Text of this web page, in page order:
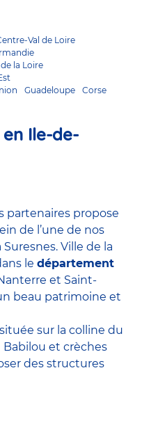
Val de Loire
la Loire
Guadeloupe Corse
Ile-de-
partenaires propose
de l’une de nos
Ville de la
le département
et Saint-
beau patrimoine et
sur la colline du
et crèches
des structures